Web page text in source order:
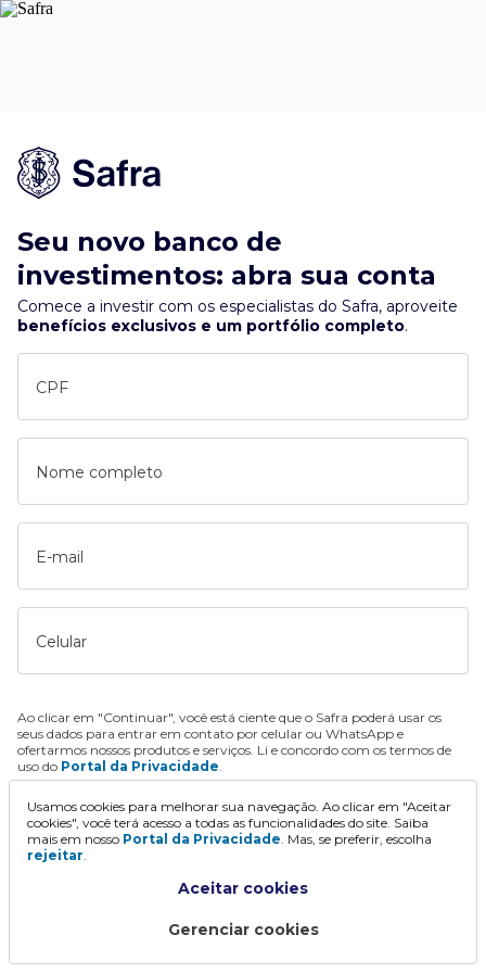
Seu novo banco de
investimentos: abra sua conta
Comece a investir com os especialistas do Safra, aproveite
benefícios exclusivos e um portfólio completo.
CPF
Nome completo
E-mail
Celular
Ao clicar em "Continuar", você está ciente que o Safra poderá usar os
seus dados para entrar em contato por celular ou WhatsApp e
ofertarmos nossos produtos e serviços. Li e concordo com os termos de
uso do Portal da Privacidade.
Continuar
Usamos cookies para melhorar sua navegação. Ao clicar em "Aceitar
cookies", você terá acesso a todas as funcionalidades do site. Saiba
mais em nosso Portal da Privacidade. Mas, se preferir, escolha
rejeitar.
Aceitar cookies
Gerenciar cookies